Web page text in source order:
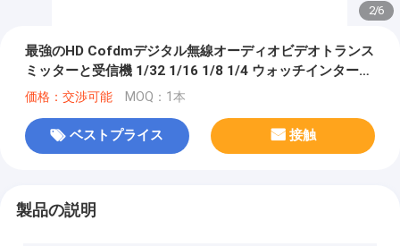
2/6
最強のHD Cofdmデジタル無線オーディオビデオトランス
ミッターと受信機 1/32 1/16 1/8 1/4 ウォッチインターバ
ル
価格：交渉可能 MOQ：1本
ベストプライス 接触
製品の説明